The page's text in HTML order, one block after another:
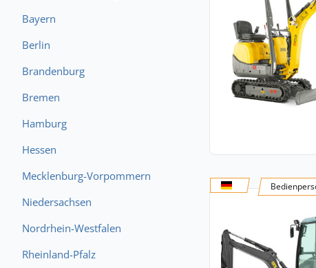
Bayern
Berlin
Brandenburg
Bremen
Hamburg
Hessen
Mecklenburg-Vorpommern
Niedersachsen
Nordrhein-Westfalen
Rheinland-Pfalz